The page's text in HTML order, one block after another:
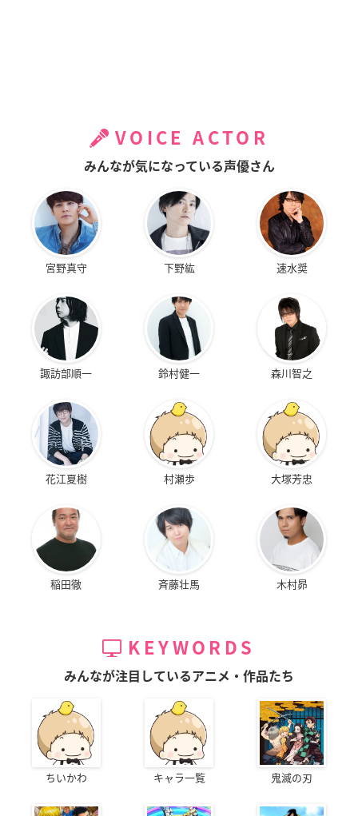
VOICE ACTOR
みんなが気になっている声優さん
宮野真守 下野紘 速水奨
諏訪部順一 鈴村健一 森川智之
花江夏樹 村瀬歩 大塚芳忠
稲田徹 斉藤壮馬 木村昴
KEYWORDS
みんなが注目しているアニメ・作品たち
ちいかわ キャラ一覧 鬼滅の刃